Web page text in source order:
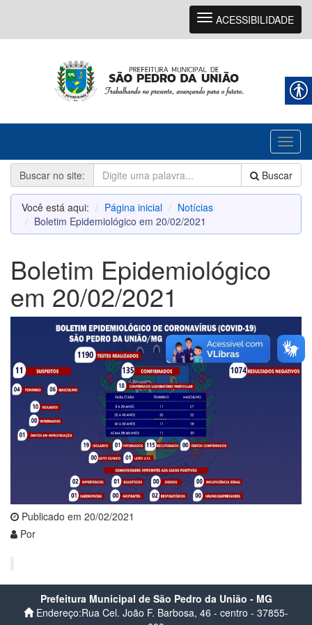
Navegação
ACESSIBILIDADE
Buscar no site:
Buscar
Você está aqui: Página inicial
Notícias
Boletim Epidemiológico em 20/02/2021
Boletim Epidemiológico
em 20/02/2021
Publicado em 20/02/2021
Por
Prefeitura Municipal de São Pedro da União - MG
Endereço:Rua Cel. João F. Barbosa, 46 - centro - 37855-